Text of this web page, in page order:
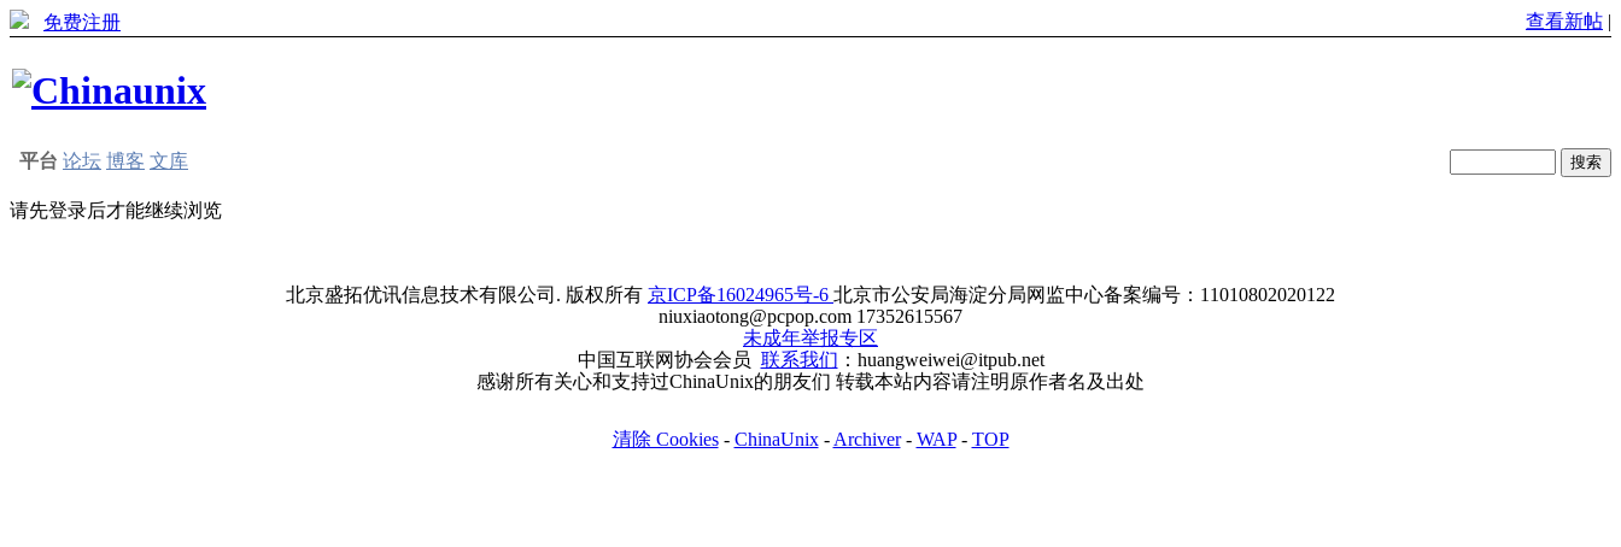
免费注册 查看新帖 |
平台 论坛 博客 文库
请先登录后才能继续浏览
北京盛拓优讯信息技术有限公司. 版权所有 京ICP备16024965号-6 北京市公安局海淀分局网监中心备案编号：11010802020122
niuxiaotong@pcpop.com 17352615567
未成年举报专区
中国互联网协会会员 联系我们 ：huangweiwei@itpub.net
感谢所有关心和支持过ChinaUnix的朋友们 转载本站内容请注明原作者名及出处
清除 Cookies- ChinaUnix- Archiver- WAP- TOP